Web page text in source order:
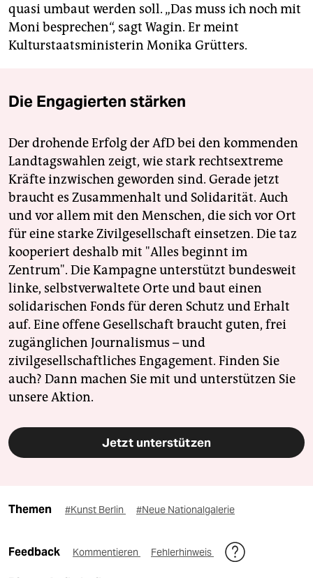
quasi umbaut werden soll. „Das muss ich noch mit
Moni besprechen“, sagt Wagin. Er meint
Kulturstaatsministerin Monika Grütters.
Die Engagierten stärken
Der drohende Erfolg der AfD bei den kommenden
Landtagswahlen zeigt, wie stark rechtsextreme
Kräfte inzwischen geworden sind. Gerade jetzt
braucht es Zusammenhalt und Solidarität. Auch
und vor allem mit den Menschen, die sich vor Ort
für eine starke Zivilgesellschaft einsetzen. Die taz
kooperiert deshalb mit "Alles beginnt im
Zentrum". Die Kampagne unterstützt bundesweit
linke, selbstverwaltete Orte und baut einen
solidarischen Fonds für deren Schutz und Erhalt
auf. Eine offene Gesellschaft braucht guten, frei
zugänglichen Journalismus – und
zivilgesellschaftliches Engagement. Finden Sie
auch? Dann machen Sie mit und unterstützen Sie
unsere Aktion.
Jetzt unterstützen
Themen #Kunst Berlin #Neue Nationalgalerie
Feedback Kommentieren Fehlerhinweis